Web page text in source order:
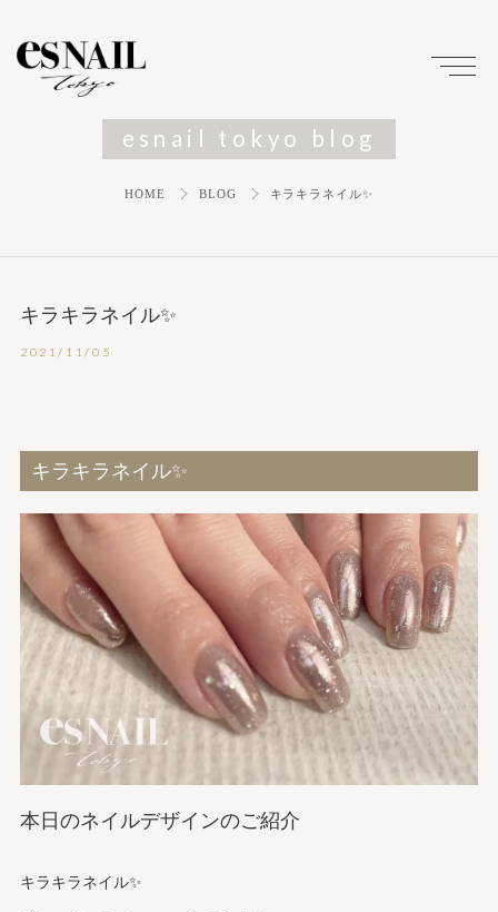
esnail tokyo blog
HOME BLOG キラキラネイル✨
キラキラネイル✨
2021/11/05
キラキラネイル✨
本日のネイルデザインのご紹介
キラキラネイル✨